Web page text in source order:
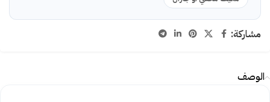
مشاركة:
الوصف